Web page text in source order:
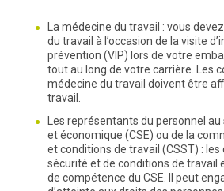
La médecine du travail : vous
du travail à l’occasion de la visite
prévention (VIP) lors de votre
tout au long de votre carrière. Les
médecine du travail doivent être
travail.
Les représentants du personnel
et économique (CSE) ou de la
et conditions de travail (CSST) :
sécurité et de conditions de travail
de compétence du CSE. Il peut